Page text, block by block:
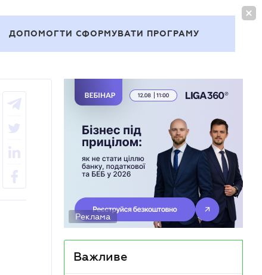
ДОПОМОГТИ СФОРМУВАТИ ПРОГРАМУ
Реклама
Важливе